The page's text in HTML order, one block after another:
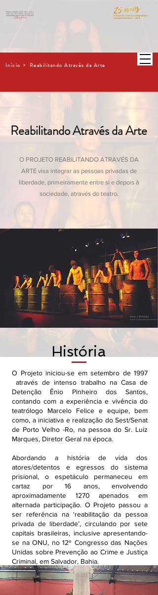
Início > Reabilitando Através da Arte
Reabilitando Através da Arte
O PROJETO REABILITANDO ATRAVÉS DA
ARTE visa integrar as pessoas privadas de
liberdade, primeiramente entre si e depois à
sociedade, através do teatro.
História
O Projeto iniciou-se em setembro de 1997
através de intenso trabalho na Casa de
Detenção Ênio Pinheiro dos Santos,
contando com a experiência e vivência do
teatrólogo Marcelo Felice e equipe, bem
como, a iniciativa e realização do Sest/Senat
de Porto Velho -Ro, na pessoa do Sr. Luiz
Marques, Diretor Geral na época.
Abordando a história de vida dos
atores/detentos e egressos do sistema
prisional, o espetáculo permaneceu em
cartaz por 16 anos, envolvendo
aproximadamente 1270 apenados em
alternada participação. O Projeto passou a
ser referência na ‘reabilitação da pessoa
privada de liberdade’, circulando por sete
capitais brasileiras, inclusive apresentando-
se na ONU, no 12º Congresso das Nações
Unidas sobre Prevenção ao Crime e Justiça
Criminal, em Salvador, Bahia.